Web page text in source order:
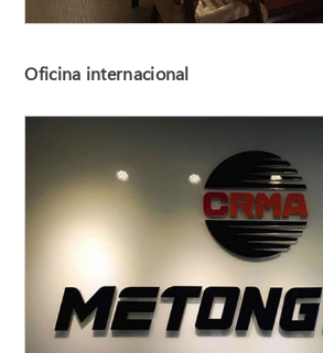
Oficina internacional